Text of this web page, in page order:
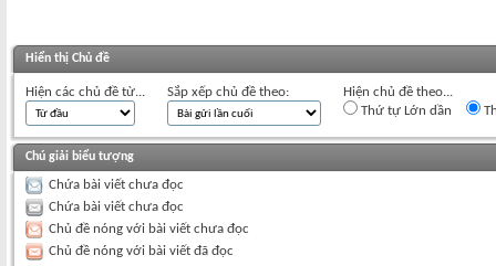
Hiển thị Chủ đề
Hiện các chủ đề từ... Sắp xếp chủ đề theo:
Hiện chủ đề theo...
Thứ tự Lớn dần
Chú giải biểu tượng
Chứa bài viết chưa đọc
Chứa bài viết chưa đọc
Chủ đề nóng với bài viết chưa đọc
Chủ đề nóng với bài viết đã đọc